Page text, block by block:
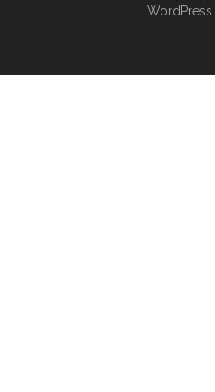
WordPress